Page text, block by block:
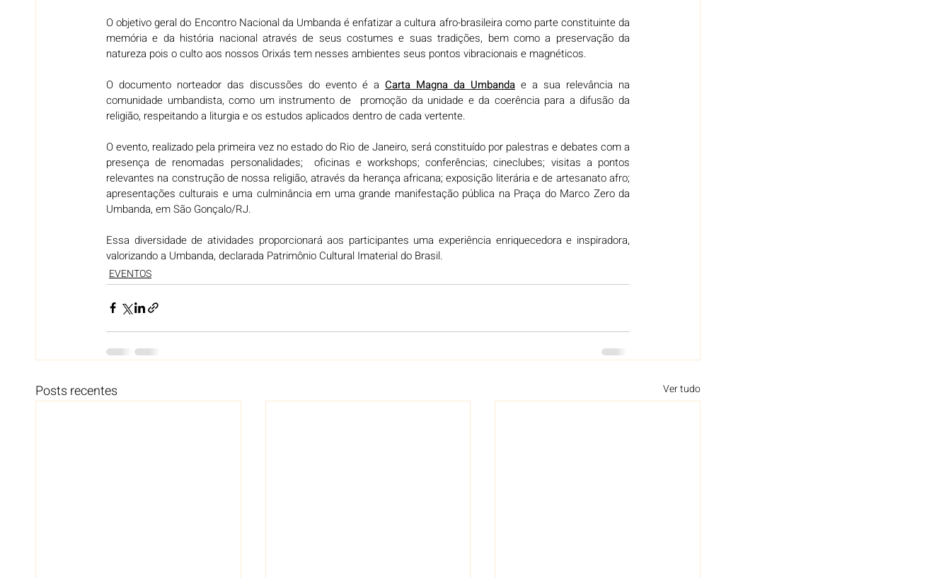
O objetivo geral do Encontro Nacional da Umbanda é enfatizar a cultura afro-brasileira como parte constituinte da
memória e da história nacional através de seus costumes e suas tradições, bem como a preservação da
natureza pois o culto aos nossos Orixás tem nesses ambientes seus pontos vibracionais e magnéticos.
O documento norteador das discussões do evento é a Carta Magna da Umbanda e a sua relevância na
comunidade umbandista, como um instrumento de  promoção da unidade e da coerência para a difusão da
religião, respeitando a liturgia e os estudos aplicados dentro de cada vertente.
O evento, realizado pela primeira vez no estado do Rio de Janeiro, será constituído por palestras e debates com a
presença de renomadas personalidades;  oficinas e workshops; conferências; cineclubes; visitas a pontos
relevantes na construção de nossa religião, através da herança africana; exposição literária e de artesanato afro;
apresentações culturais e uma culminância em uma grande manifestação pública na Praça do Marco Zero da
Umbanda, em São Gonçalo/RJ.
Essa diversidade de atividades proporcionará aos participantes uma experiência enriquecedora e inspiradora,
valorizando a Umbanda, declarada Patrimônio Cultural Imaterial do Brasil.
EVENTOS
Posts recentes Ver tudo